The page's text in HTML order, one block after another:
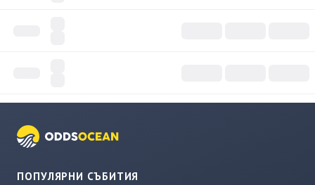
ПОПУЛЯРНИ СЪБИТИЯ